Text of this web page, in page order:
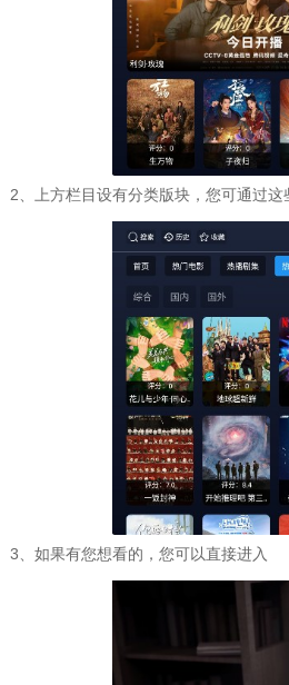
2、上方栏目设有分类版块，您可通过这
3、如果有您想看的，您可以直接进入